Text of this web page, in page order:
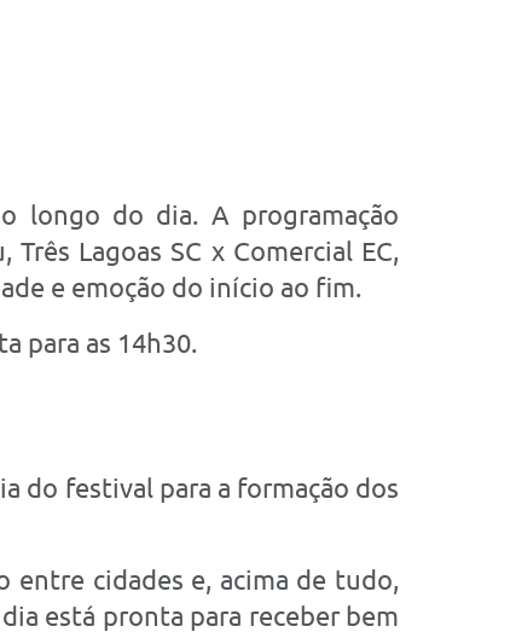
longo do dia. A programação
Lagoas SC x Comercial EC,
e emoção do início ao fim.
para as 14h30.
do festival para a formação dos
entre cidades e, acima de tudo,
está pronta para receber bem